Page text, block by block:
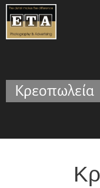
Κρεοπωλεία